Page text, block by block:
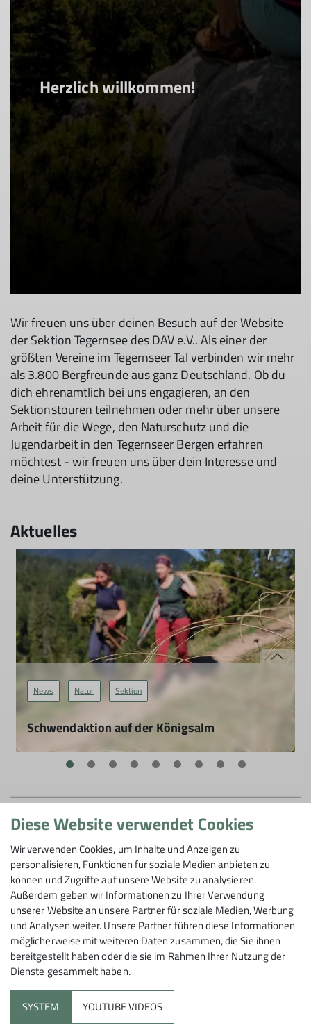
Herzlich willkommen!
Wir freuen uns über deinen Besuch auf der Website
der Sektion Tegernsee des DAV e.V.. Als einer der
größten Vereine im Tegernseer Tal verbinden wir mehr
als 3.800 Bergfreunde aus ganz Deutschland. Ob du
dich ehrenamtlich bei uns engagieren, an den
Sektionstouren teilnehmen oder mehr über unsere
Arbeit für die Wege, den Naturschutz und die
Jugendarbeit in den Tegernseer Bergen erfahren
möchtest - wir freuen uns über dein Interesse und
deine Unterstützung.
Aktuelles
News Natur Sektion
Schwendaktion auf der Königsalm
Erhalt unserer "Almen"
16.10.2026
mehr erfahren
Gerne für Dich da!
Diese Website verwendet Cookies
Wir verwenden Cookies, um Inhalte und Anzeigen zu
personalisieren, Funktionen für soziale Medien anbieten zu
können und Zugriffe auf unsere Website zu analysieren.
Außerdem geben wir Informationen zu Ihrer Verwendung
unserer Website an unsere Partner für soziale Medien, Werbung
und Analysen weiter. Unsere Partner führen diese Informationen
möglicherweise mit weiteren Daten zusammen, die Sie ihnen
bereitgestellt haben oder die sie im Rahmen Ihrer Nutzung der
Dienste gesammelt haben.
SYSTEM YOUTUBE VIDEOS